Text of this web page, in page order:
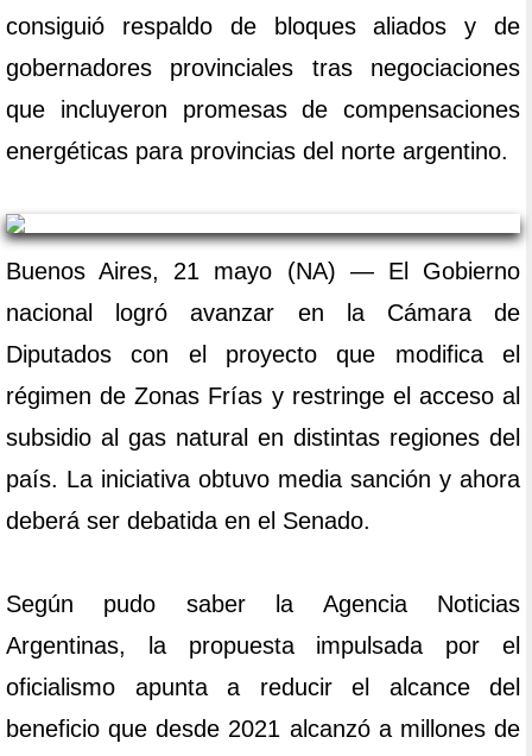
consiguió respaldo de bloques aliados y de
gobernadores provinciales tras negociaciones
que incluyeron promesas de compensaciones
energéticas para provincias del norte argentino.
Buenos Aires, 21 mayo (NA) — El Gobierno
nacional logró avanzar en la Cámara de
Diputados con el proyecto que modifica el
régimen de Zonas Frías y restringe el acceso al
subsidio al gas natural en distintas regiones del
país. La iniciativa obtuvo media sanción y ahora
deberá ser debatida en el Senado.
Según pudo saber la Agencia Noticias
Argentinas, la propuesta impulsada por el
oficialismo apunta a reducir el alcance del
beneficio que desde 2021 alcanzó a millones de